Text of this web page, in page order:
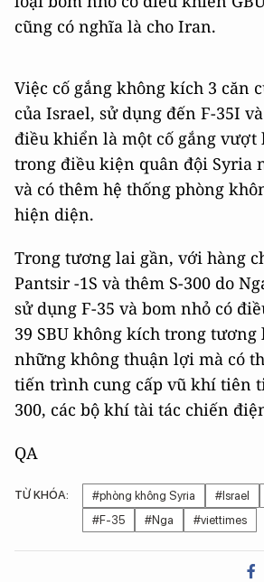
cũng có nghĩa là cho Iran.
Việc cố gắng không kích 3 căn
của Israel, sử dụng đến F-35I
điều khiển là một cố gắng vượt
trong điều kiện quân đội Syria
và có thêm hệ thống phòng
hiện diện.
Trong tương lai gần, với hàng
Pantsir -1S và thêm S-300 do
sử dụng F-35 và bom nhỏ có
39 SBU không kích trong tương
những không thuận lợi mà có
tiến trình cung cấp vũ khí tiên
300, các bộ khí tài tác chiến
QA
TỪ KHÓA: #phòng không Syria #Israel
#F-35
#Nga #viettimes